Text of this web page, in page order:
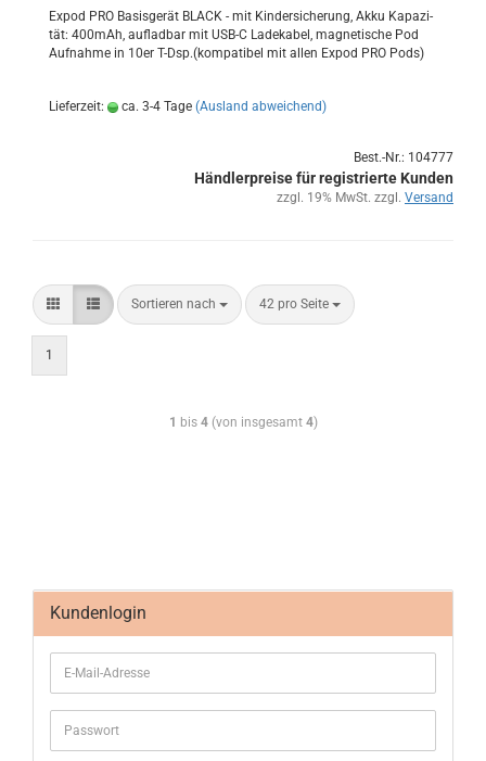
Expod PRO Ba­sis­ge­rät BLACK - mit Kin­der­si­che­rung, Akku Ka­pa­zi­
tät: 400mAh, auf­lad­bar mit USB-C La­de­ka­bel, ma­gne­ti­sche Pod
Auf­nah­me in 10er T-Dsp.(kom­pa­ti­bel mit allen Expod PRO Pods)
Lieferzeit: ca. 3-4 Tage (Ausland abweichend)
Best.-Nr.: 104777
Händlerpreise für registrierte Kunden
zzgl. 19% MwSt. zzgl. Versand
Sortieren nach 42 pro Seite
1
1 bis 4(von insgesamt 4)
Kundenlogin